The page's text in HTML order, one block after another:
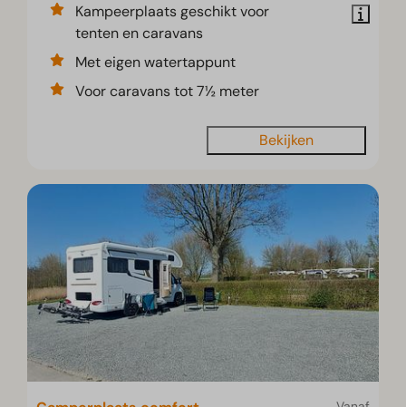
Kampeerplaats geschikt voor
tenten en caravans
Met eigen watertappunt
Voor caravans tot 7½ meter
Bekijken